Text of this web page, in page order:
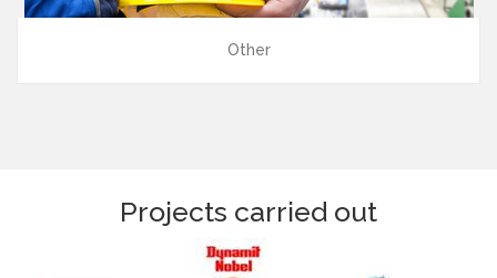
Other
Projects carried out